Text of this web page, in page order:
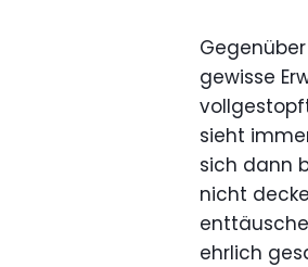
gewisse
sieht
sich dann
nicht
ehrlich